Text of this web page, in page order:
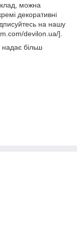
можна
декоративні
на нашу
devilon.ua/].
більш